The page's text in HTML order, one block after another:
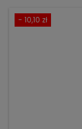
- 10,10 zł